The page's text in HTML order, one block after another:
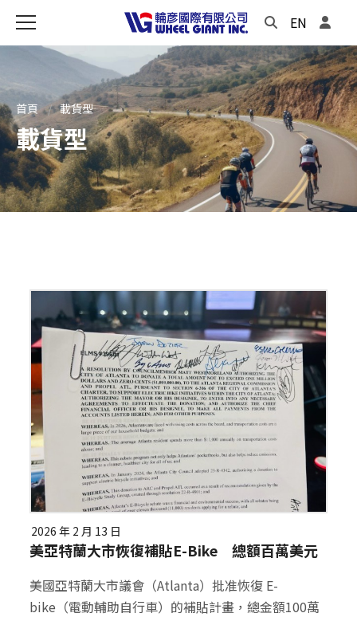
EN
首頁 載貨型
載貨型
2026 年 2 月 13 日
美亞特蘭大市恢復補貼E-Bike 總額百萬美元
美國亞特蘭大市議會（Atlanta）批准恢復 E-
bike（電動輔助自行車）的補貼計畫，總金額100萬